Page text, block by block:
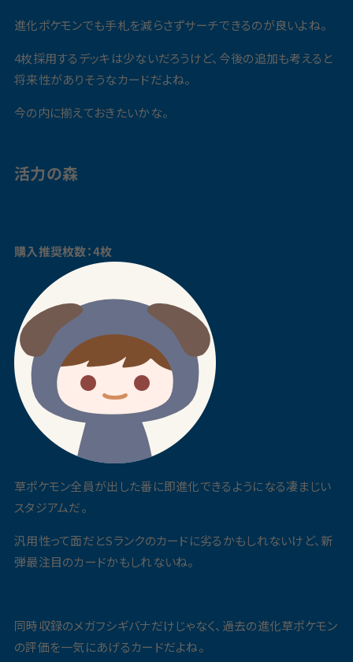
進化ポケモンでも手札を減らさずサーチできるのが良いよね。
4枚採用するデッキは少ないだろうけど、今後の追加も考えると
将来性がありそうなカードだよね。
今の内に揃えておきたいかな。
活力の森
購入推奨枚数：4枚
草ポケモン全員が出した番に即進化できるようになる凄まじい
スタジアムだ。
汎用性って面だとSランクのカードに劣るかもしれないけど、新
弾最注目のカードかもしれないね。
同時収録のメガフシギバナだけじゃなく、過去の進化草ポケモン
の評価を一気にあげるカードだよね。